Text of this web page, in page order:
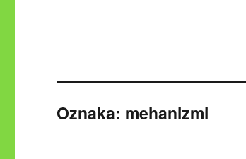
Oznaka: mehanizmi